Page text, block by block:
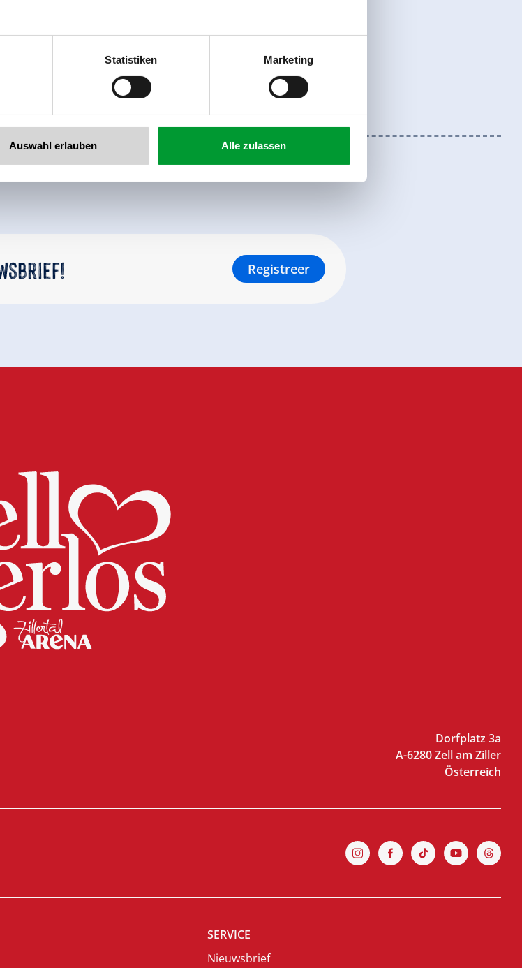
Statistiken Marketing
Auswahl erlauben Alle zulassen
Registreer
Dorfplatz 3a
A-6280 Zell am Ziller
Österreich
SERVICE
Nieuwsbrief